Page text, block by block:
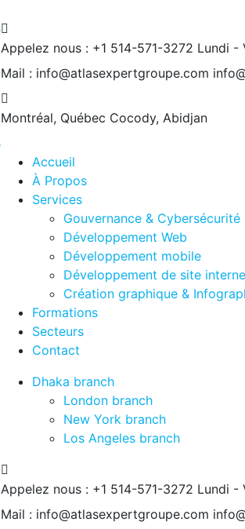
Appelez nous : +1 514-571-3272 Lundi -
Mail : info@atlasexpertgroupe.com
Montréal, Québec Cocody, Abidjan
Accueil
À Propos
Services
Gouvernance & Cybersécurité
Développement Web
Développement mobile
Développement de site
Création graphique &
Formations
Secteurs
Contact
Dhaka branch
London branch
New York branch
Los Angeles branch
Appelez nous : +1 514-571-3272 Lundi -
Mail : info@atlasexpertgroupe.com